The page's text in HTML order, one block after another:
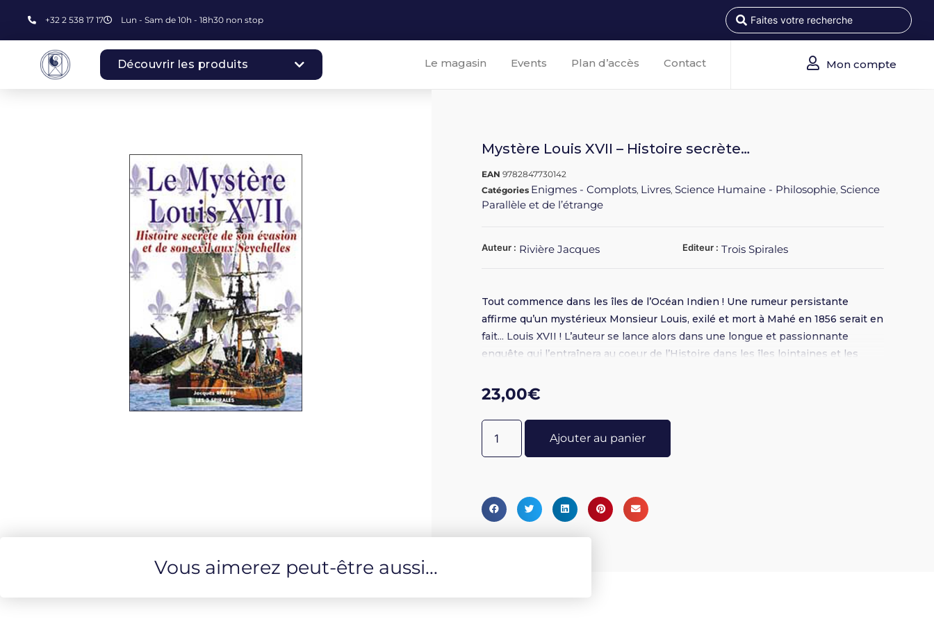
+32 2 538 17 17 Lun - Sam de 10h - 18h30 non stop
Découvrir les produits Le magasin Events Plan d’accès Contact Mon compte
Mystère Louis XVII – Histoire secrète…
EAN9782847730142
Catégories Enigmes - Complots, Livres,Science Humaine - Philosophie,Science
Parallèle et de l’étrange
Auteur : Rivière Jacques Editeur : Trois Spirales
Tout commence dans les îles de l’Océan Indien ! Une rumeur persistante
affirme qu’un mystérieux Monsieur Louis, exilé et mort à Mahé en 1856 serait en
fait... Louis XVII ! L’auteur se lance alors dans une longue et passionnante
enquête qui l’entraînera au coeur de l’Histoire dans les îles lointaines et les
illustrations N&B
23,00€
Ajouter au panier
Vous aimerez peut-être aussi...